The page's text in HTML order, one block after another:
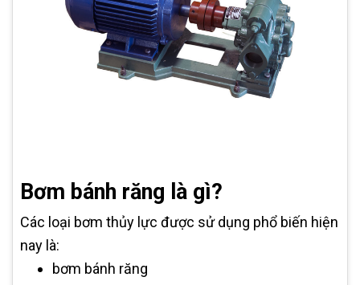
Bơm bánh răng là gì?
Các loại bơm thủy lực được sử dụng phổ biến hiện
nay là:
bơm bánh răng